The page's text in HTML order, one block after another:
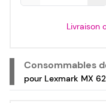
Livraison
Consommables
pour Lexmark MX